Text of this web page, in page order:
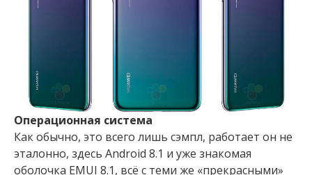
Операционная система
Как обычно, это всего лишь сэмпл, работает он не
эталонно, здесь Android 8.1 и уже знакомая
оболочка EMUI 8.1, всё с теми же «прекрасными»